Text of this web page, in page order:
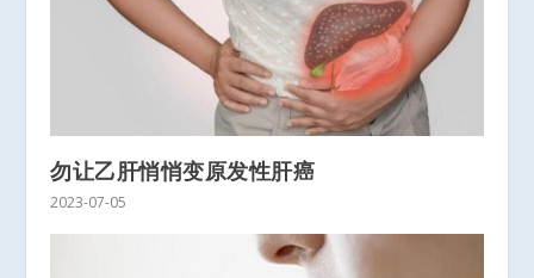
勿让乙肝悄悄变原发性肝癌
2023-07-05